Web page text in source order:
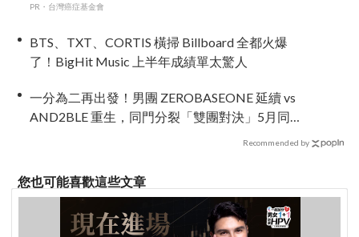
PR・台灣癌症基金會
BTS、TXT、CORTIS 橫掃 Billboard 全都火爆
了！BigHit Music 上半年成績單太驚人
一分為二再出發！男團 ZEROBASEONE 延續 vs
AND2BLE 重生，同門分裂「雙團對決」5月同時
Recommended by
您也可能喜歡這些文章